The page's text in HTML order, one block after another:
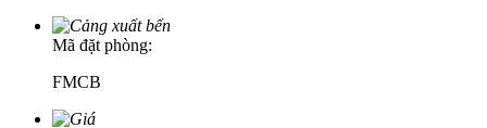
Mã đặt phòng:
FMCB